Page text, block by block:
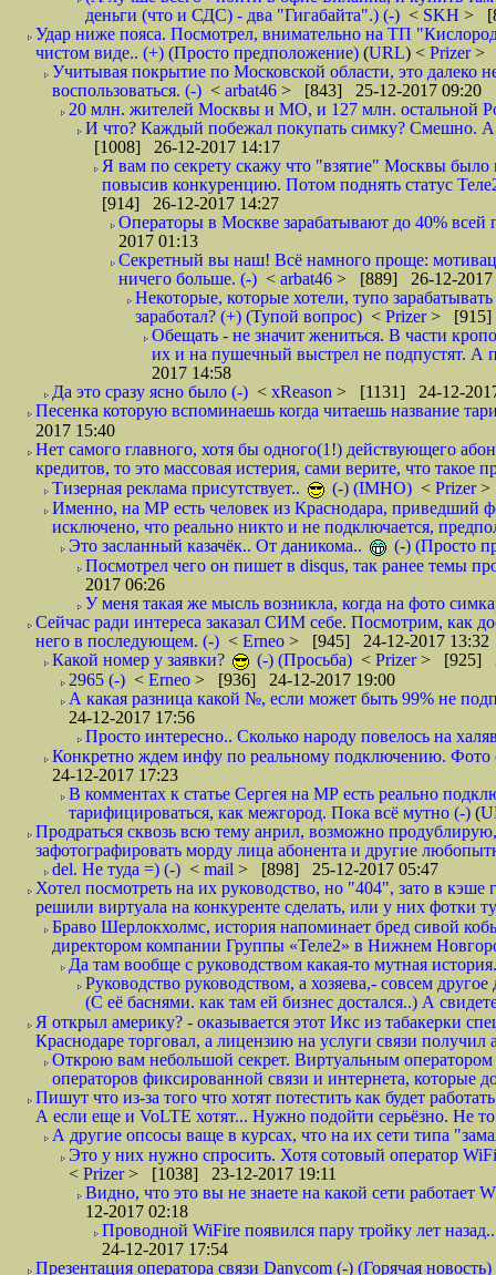
деньги (что и СДС) - два "Гигабайта".) (-) < SKH >
Удар ниже пояса. Посмотрел, внимательно на ТП
чистом виде.. (+) (Просто предположение) (URL) < Prizer>
Учитывая покрытие по Московской области, это далеко
воспользоваться. (-) < arbat46 > [843] 25-12-2017 09:20
20 млн. жителей Москвы и МО, и 127 млн. остальной
И что? Каждый побежал покупать симку? Смешно. А
[1008] 26-12-2017 14:17
Я вам по секрету скажу что "взятие" Москвы
повысив конкуренцию. Потом поднять статус
[914] 26-12-2017 14:27
Операторы в Москве зарабатывают до 40% всей
2017 01:13
Секретный вы наш! Всё намного проще:
ничего больше. (-) < arbat46 > [889] 26-12-2017
Некоторые, которые хотели, тупо
заработал? (+) (Тупой вопрос) < Prizer> [915]
Обещать - не значит жениться. В части
их и на пушечный выстрел не подпустят. А
2017 14:58
Да это сразу ясно было (-) < xReason > [1131] 24-12-
Песенка которую вспоминаешь когда читаешь название
2017 15:40
Нет самого главного, хотя бы одного(1!) действующего
кредитов, то это массовая истерия, сами верите, что такое
Тизерная реклама присутствует..
(-) (IMHO) < Prizer>
Именно, на МР есть человек из Краснодара, приведший
исключено, что реально никто и не подключается,
Это засланный казачёк.. От даникома..
(-) (Просто
Посмотрел чего он пишет в disqus, так ранее темы
2017 06:26
У меня такая же мысль возникла, когда на фото
Сейчас ради интереса заказал СИМ себе. Посмотрим, как
него в последующем. (-) < Erneo > [945] 24-12-2017 13:32
Какой номер у заявки?
(-) (Просьба) < Prizer> [925]
2965 (-) < Erneo > [936] 24-12-2017 19:00
А какая разница какой №, если может быть 99% не
24-12-2017 17:56
Просто интересно.. Сколько народу повелось на
Конкретно ждем инфу по реальному подключению. Фото
24-12-2017 17:23
В комментах к статье Сергея на МР есть реально
тарифицироваться, как межгород. Пока всё мутно (-) (
Продраться сквозь всю тему анрил, возможно
зафотографировать морду лица абонента и другие
del. Не туда =) (-) < mail > [898] 25-12-2017 05:47
Хотел посмотреть на их руководство, но "404", зато в
решили виртуала на конкуренте сделать, или у них фотки
Браво Шерлокхолмс, история напоминает бред сивой
директором компании Группы «Теле2» в Нижнем
Да там вообще с руководством какая-то мутная
Руководство руководством, а хозяева,- совсем
(С её баснями. как там ей бизнес достался..) А
Я открыл америку? - оказывается этот Икс из табакерки
Краснодаре торговал, а лицензию на услуги связи получил
Открою вам небольшой секрет. Виртуальным оператором
операторов фиксированной связи и интернета, которые
Пишут что из-за того что хотят потестить как будет
А если еще и VoLTE хотят... Нужно подойти серьёзно. Не
А другие опсосы ваще в курсах, что на их сети типа
Это у них нужно спросить. Хотя сотовый оператор
< Prizer> [1038] 23-12-2017 19:11
Видно, что это вы не знаете на какой сети
12-2017 02:18
Проводной WiFire появился пару тройку лет
24-12-2017 17:54
Презентация оператора связи Danycom (-) (Горячая новость)